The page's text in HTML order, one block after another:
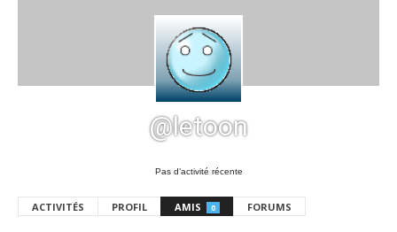
@letoon
Pas d’activité récente
ACTIVITÉS PROFIL AMIS 0 FORUMS